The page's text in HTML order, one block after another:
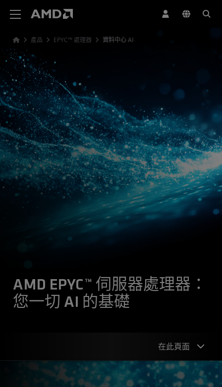
產品 EPYC™ 處理器 資料中心 AI
AMD EPYC™ 伺服器處理器：
您一切 AI 的基礎
在此頁面
擘劃 AI 工程